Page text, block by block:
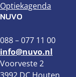
Optiekagenda
NUVO
088 – 077 11 00
info@nuvo.nl
Voorveste 2